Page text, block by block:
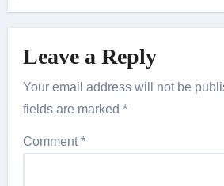
Leave a Reply
Your email address will not be
fields are marked*
Comment*